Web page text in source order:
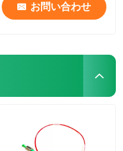
お問い合わせ